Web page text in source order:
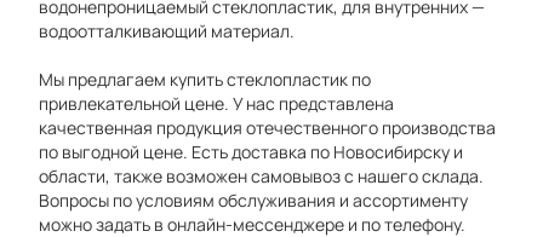
водонепроницаемый стеклопластик, для внутренних —
водоотталкивающий материал.
Мы предлагаем купить стеклопластик по
привлекательной цене. У нас представлена
качественная продукция отечественного производства
по выгодной цене. Есть доставка по Новосибирску и
области, также возможен самовывоз с нашего склада.
Вопросы по условиям обслуживания и ассортименту
можно задать в онлайн-мессенджере и по телефону.